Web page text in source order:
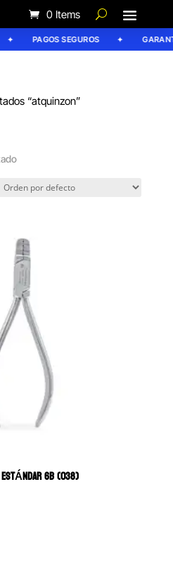
0 Items
PAGOS SEGUROS
“atquinzon”
ESTÁNDAR 6B (038)